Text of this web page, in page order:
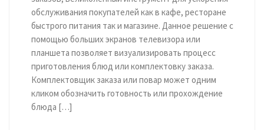
обслуживания покупателей как в кафе, ресторане
быстрого питания так и магазине. Данное решение с
помощью больших экранов телевизора или
планшета позволяет визуализировать процесс
приготовления блюд или комплектовку заказа.
Комплектовщик заказа или повар может одним
кликом обозначить готовность или прохождение
блюда […]